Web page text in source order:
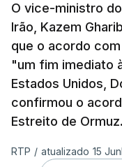
O vice-ministro
Irão, Kazem
que o acordo
"um fim imediato
Estados Unidos,
confirmou o
Estreito de Ormuz.
RTP / atualizado 15